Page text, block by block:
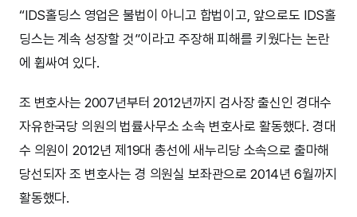
“IDS홀딩스 영업은 불법이 아니고 합법이고, 앞으로도 IDS홀
딩스는 계속 성장할 것”이라고 주장해 피해를 키웠다는 논란
에 휩싸여 있다.
조 변호사는 2007년부터 2012년까지 검사장 출신인 경대수
자유한국당 의원의 법률사무소 소속 변호사로 활동했다. 경대
수 의원이 2012년 제19대 총선에 새누리당 소속으로 출마해
당선되자 조 변호사는 경 의원실 보좌관으로 2014년 6월까지
활동했다.